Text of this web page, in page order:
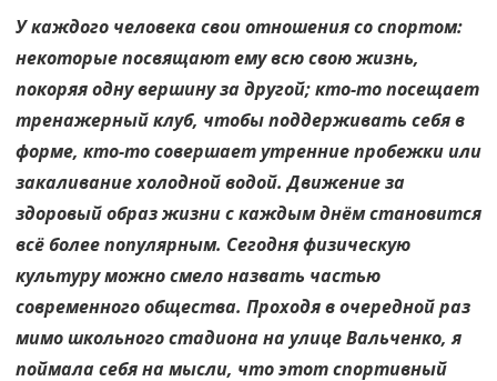
У каждого человека свои отношения со спортом:
некоторые посвящают ему всю свою жизнь,
покоряя одну вершину за другой; кто-то посещает
тренажерный клуб, чтобы поддерживать себя в
форме, кто-то совершает утренние пробежки или
закаливание холодной водой. Движение за
здоровый образ жизни с каждым днём становится
всё более популярным. Сегодня физическую
культуру можно смело назвать частью
современного общества. Проходя в очередной раз
мимо школьного стадиона на улице Вальченко, я
поймала себя на мысли, что этот спортивный